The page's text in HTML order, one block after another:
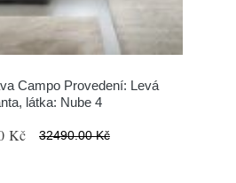
Campo Provedení: Levá
látka: Nube 4
Kč 32490.00 Kč